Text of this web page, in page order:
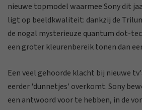
nieuwe topmodel waarmee Sony dit
ligt op beeldkwaliteit: dankzij de
de nogal mysterieuze quantum dot-
een groter kleurenbereik tonen dan
Een veel gehoorde klacht bij nieuwe
eerder 'dunnetjes' overkomt. Sony
een antwoord voor te hebben, in de